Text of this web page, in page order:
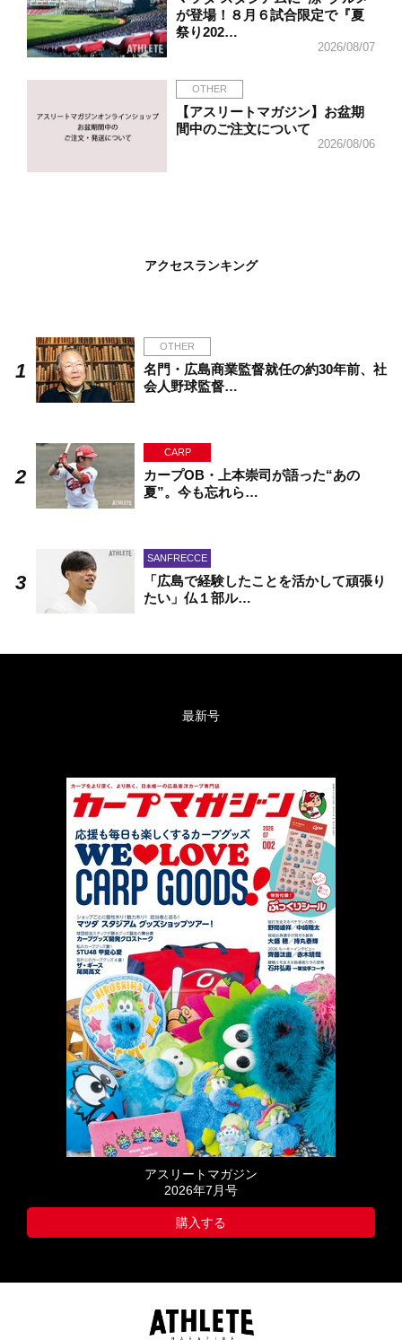
が登場！８月６試合限定で『夏
祭り202…
2026/08/07
OTHER
【アスリートマガジン】お盆期
間中のご注文について
2026/08/06
アクセスランキング
OTHER
名門・広島商業監督就任の約30年前、社
会人野球監督…
CARP
カープOB・上本崇司が語った“あの
夏”。今も忘れら…
SANFRECCE
「広島で経験したことを活かして頑張り
たい」仏１部ル…
最新号
アスリートマガジン
2026年7月号
購入する